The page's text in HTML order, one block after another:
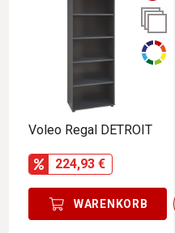
Voleo Regal DETROIT
224,93 €
WARENKORB